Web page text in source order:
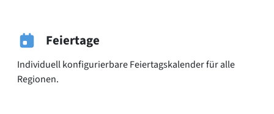
Feiertage
Individuell konfigurierbare Feiertags­kalender für alle
Regionen.